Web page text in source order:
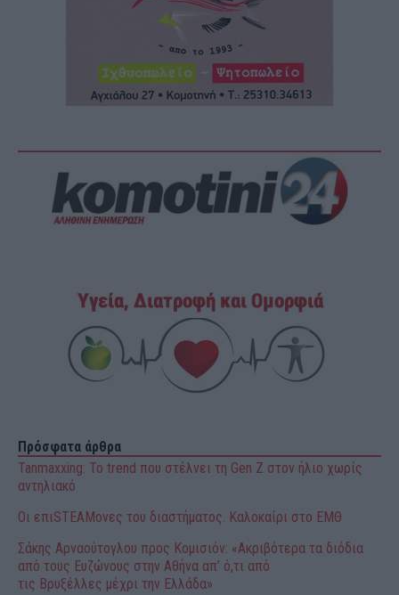
Πρόσφατα άρθρα
Tanmaxxing: To trend που στέλνει τη Gen Z στον ήλιο χωρίς
αντηλιακό
Οι επιSTEAMονες του διαστήματος. Καλοκαίρι στο ΕΜΘ
Σάκης Αρναούτογλου προς Κομισιόν: «Ακριβότερα τα διόδια
από τους Ευζώνους στην Αθήνα απ’ ό,τι από
τις Βρυξέλλες μέχρι την Ελλάδα»